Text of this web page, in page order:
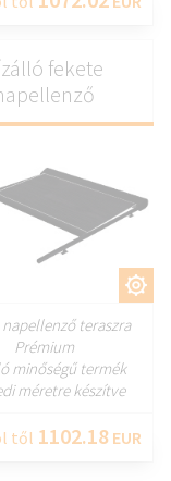
fekete
napellenző teraszra
Prémium
minőségű termék
méretre készítve
től 1102.18 EUR